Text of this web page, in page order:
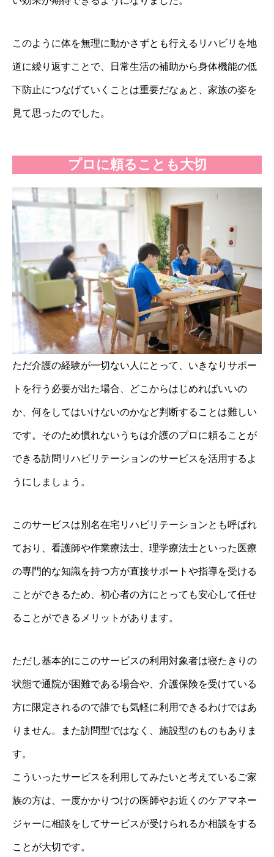
このように体を無理に動かさずとも行えるリハビリを地
道に繰り返すことで、日常生活の補助から身体機能の低
下防止につなげていくことは重要だなぁと、家族の姿を
見て思ったのでした。
プロに頼ることも大切
ただ介護の経験が一切ない人にとって、いきなりサポー
トを行う必要が出た場合、どこからはじめればいいの
か、何をしてはいけないのかなど判断することは難しい
です。そのため慣れないうちは介護のプロに頼ることが
できる訪問リハビリテーションのサービスを活用するよ
うにしましょう。
このサービスは別名在宅リハビリテーションとも呼ばれ
ており、看護師や作業療法士、理学療法士といった医療
の専門的な知識を持つ方が直接サポートや指導を受ける
ことができるため、初心者の方にとっても安心して任せ
ることができるメリットがあります。
ただし基本的にこのサービスの利用対象者は寝たきりの
状態で通院が困難である場合や、介護保険を受けている
方に限定されるので誰でも気軽に利用できるわけではあ
りません。また訪問型ではなく、施設型のものもありま
す。
こういったサービスを利用してみたいと考えているご家
族の方は、一度かかりつけの医師やお近くのケアマネー
ジャーに相談をしてサービスが受けられるか相談をする
ことが大切です。